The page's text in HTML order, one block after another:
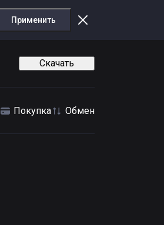
Применить
Скачать
Покупка Обмен